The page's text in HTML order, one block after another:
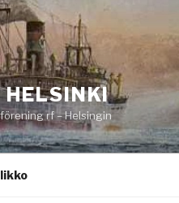
HELSINKI
rf – Helsingin